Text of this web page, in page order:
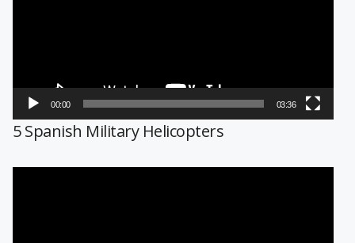
00:00 03:36
5 Spanish Military Helicopters